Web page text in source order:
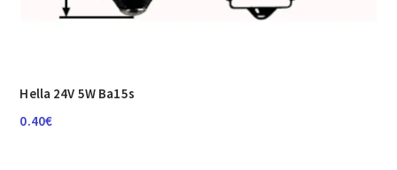
Hella 24V 5W Ba15s
0.40€